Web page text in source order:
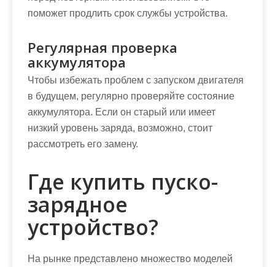
поможет продлить срок службы устройства.
Регулярная проверка
аккумулятора
Чтобы избежать проблем с запуском двигателя
в будущем, регулярно проверяйте состояние
аккумулятора. Если он старый или имеет
низкий уровень заряда, возможно, стоит
рассмотреть его замену.
Где купить пуско-
зарядное
устройство?
На рынке представлено множество моделей